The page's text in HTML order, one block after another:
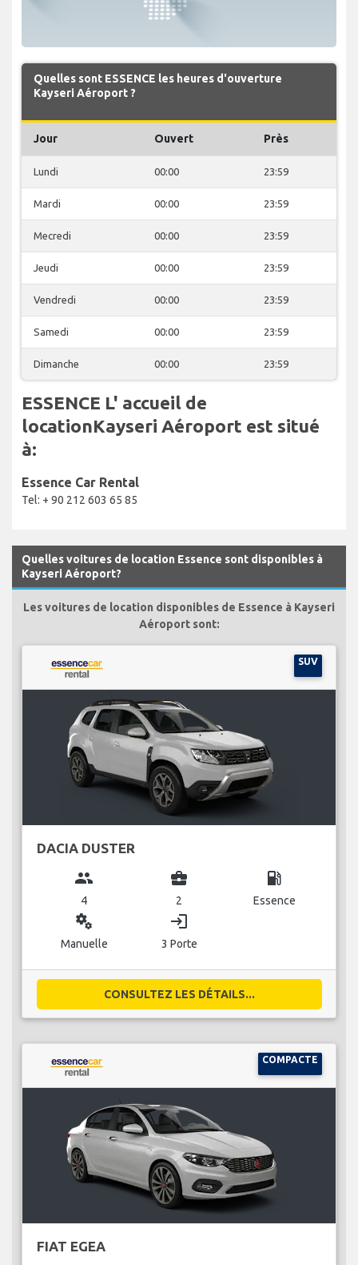
Quelles sont ESSENCE les heures d'ouverture
Kayseri Aéroport ?
Jour Ouvert Près
Lundi 00:00 23:59
Mardi 00:00 23:59
Mecredi 00:00 23:59
Jeudi 00:00 23:59
Vendredi 00:00 23:59
Samedi 00:00 23:59
Dimanche 00:00 23:59
ESSENCE L' accueil de
locationKayseri Aéroport est situé
à:
Essence Car Rental
Tel: + 90 212 603 65 85
Quelles voitures de location Essence sont disponibles à
Kayseri Aéroport?
Les voitures de location disponibles de Essence à Kayseri
Aéroport sont:
SUV
DACIA DUSTER
group
4
business_center
2
local_gas_station
Essence
miscellaneous_services
Manuelle
login
3 Porte
CONSULTEZ LES DÉTAILS...
COMPACTE
FIAT EGEA